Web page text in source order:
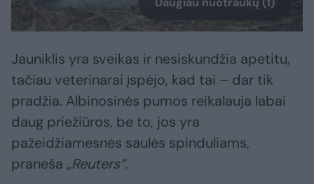
Jauniklis yra sveikas ir nesiskundžia apetitu,
tačiau veterinarai įspėjo, kad tai – dar tik
pradžia. Albinosinės pumos reikalauja labai
daug priežiūros, be to, jos yra
pažeidžiamesnės saulės spinduliams,
praneša „Reuters“.